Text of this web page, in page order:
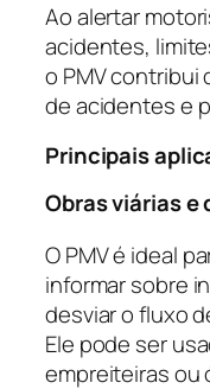
Ao alertar
acidentes,
o PMV contribui
de acidentes e
Principais
Obras viárias
O PMV é ideal
informar sobre
desviar o fluxo
Ele pode ser
empreiteiras ou